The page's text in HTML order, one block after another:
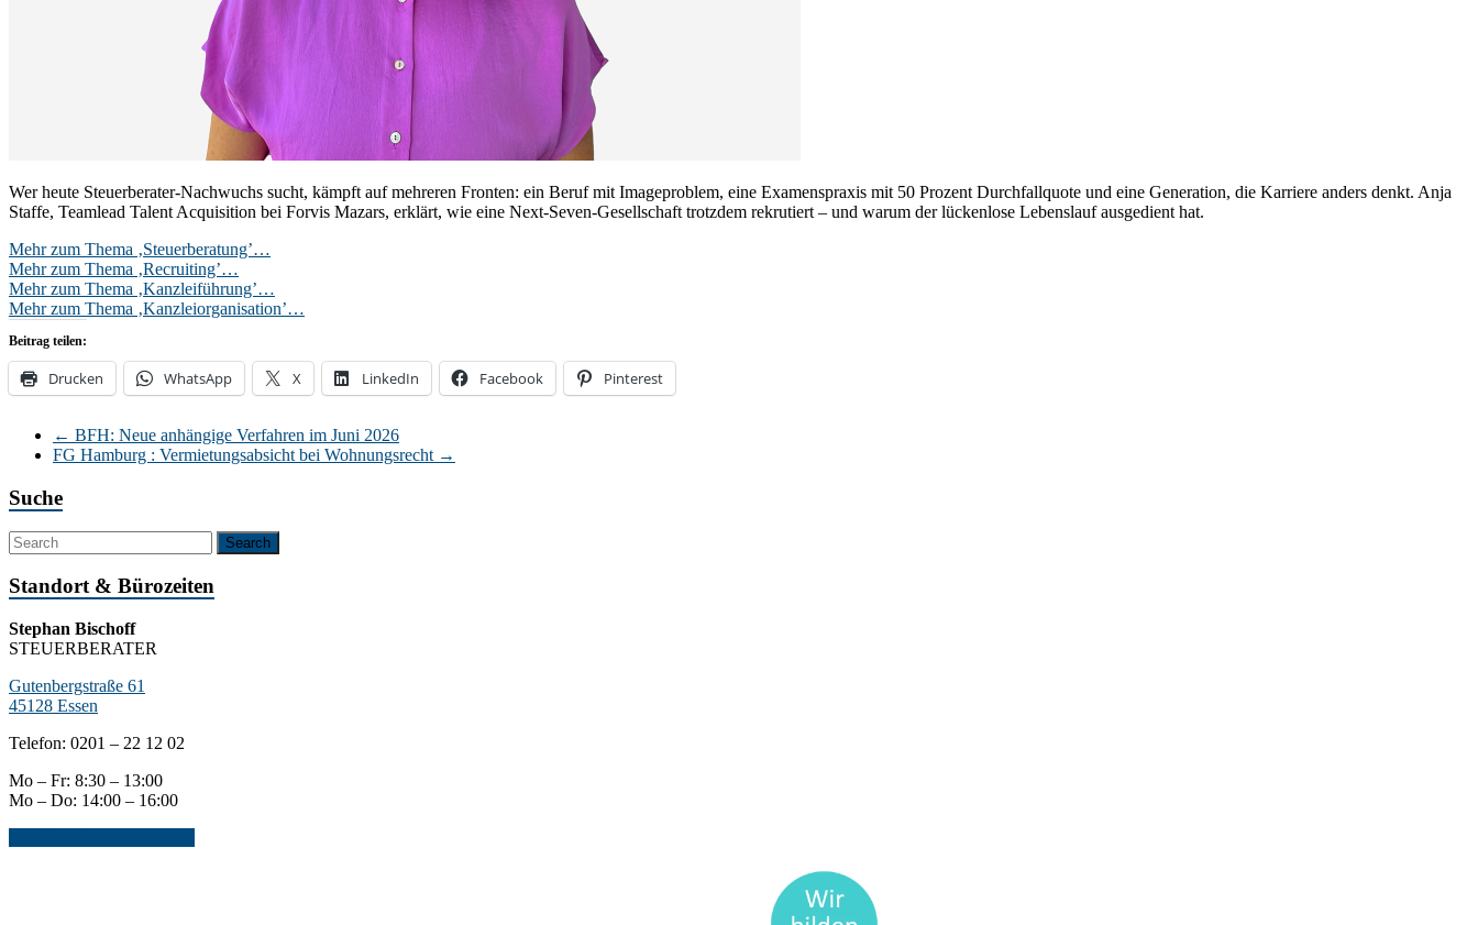
Wer heute Steuerberater-Nachwuchs sucht, kämpft auf mehreren Fronten: ein Beruf mit Imageproblem, eine Examenspraxis mit 50 Prozent Durchfallquote und eine Generation, die Karriere anders denkt. Anja
Staffe, Teamlead Talent Acquisition bei Forvis Mazars, erklärt, wie eine Next-Seven-Gesellschaft trotzdem rekrutiert – und warum der lückenlose Lebenslauf ausgedient hat.
Mehr zum Thema ‚Steuerberatung’…
Mehr zum Thema ‚Recruiting’…
Mehr zum Thema ‚Kanzleiführung’…
Mehr zum Thema ‚Kanzleiorganisation’…
Beitrag teilen:
Drucken WhatsApp X LinkedIn Facebook Pinterest
← BFH: Neue anhängige Verfahren im Juni 2026
FG Hamburg : Vermietungsabsicht bei Wohnungsrecht →
Suche
Standort & Bürozeiten
Stephan Bischoff
STEUERBERATER
Gutenbergstraße 61
45128 Essen
Telefon: 0201 – 22 12 02
Mo – Fr: 8:30 – 13:00
Mo – Do: 14:00 – 16:00